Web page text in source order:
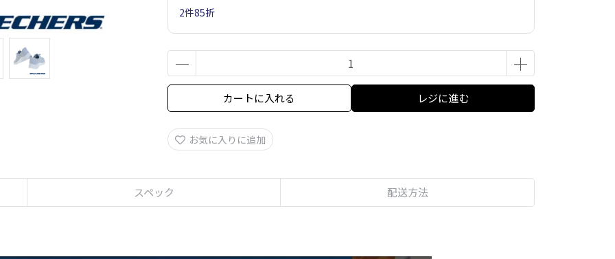
2件85折
カートに入れる レジに進む
お気に入りに追加
スペック 配送方法